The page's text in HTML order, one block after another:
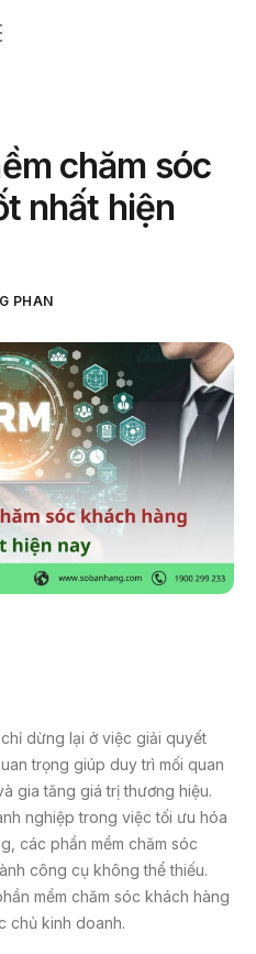
chăm sóc
nhất hiện
PHAN
dừng lại ở việc giải quyết
trọng giúp duy trì mối quan
gia tăng giá trị thương hiệu.
nghiệp trong việc tối ưu hóa
các phần mềm chăm sóc
công cụ không thể thiếu.
mềm chăm sóc khách hàng
chủ kinh doanh.